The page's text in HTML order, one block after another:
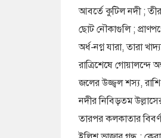
আবর্তে কুটিল নদী ; তীর
ছোট নৌকাগুলি ;
অর্ধ-নগ্ন যারা, তারা
রাত্রিশেষে গোয়ালন্দে
জলের উজ্জ্বল শস্য,
নদীর নিবিড়তম
তারপর কলকাতার